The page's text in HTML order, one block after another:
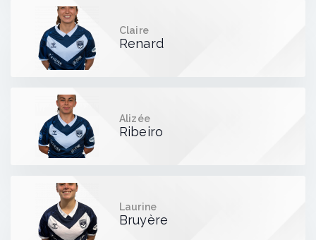
Claire
Renard
Alizée
Ribeiro
Laurine
Bruyère